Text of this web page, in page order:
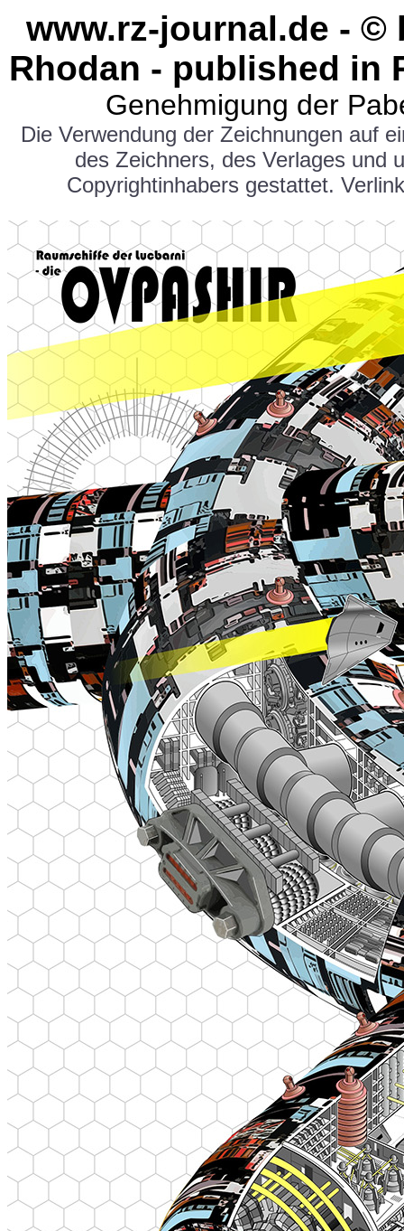
www.rz-journal.de - ©
Rhodan - published in
Genehmigung der
Die Verwendung der Zeichnungen auf
des Zeichners, des Verlages und
Copyrightinhabers gestattet.